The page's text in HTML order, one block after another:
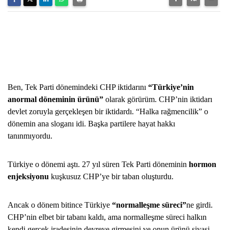
Ben, Tek Parti dönemindeki CHP iktidarını “Türkiye’nin
anormal döneminin ürünü” olarak görürüm. CHP’nin iktidarı
devlet zoruyla gerçekleşen bir iktidardı. “Halka rağmencilik” o
dönemin ana sloganı idi. Başka partilere hayat hakkı
tanınmıyordu.
Türkiye o dönemi aştı. 27 yıl süren Tek Parti döneminin hormon
enjeksiyonu kuşkusuz CHP’ye bir taban oluşturdu.
Ancak o dönem bitince Türkiye “normalleşme süreci”ne girdi.
CHP’nin elbet bir tabanı kaldı, ama normalleşme süreci halkın